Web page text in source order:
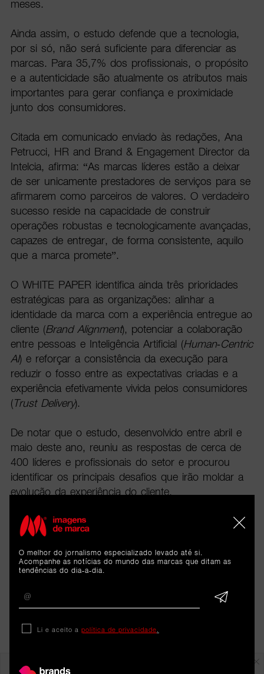
meses.
Ainda assim, o estudo defende que a tecnologia,
por si só, não será suficiente para diferenciar as
marcas. Para 35,7% dos profissionais, o propósito
e a autenticidade são atualmente os atributos mais
importantes para gerar confiança e proximidade
junto dos consumidores.
Citada em comunicado enviado às redações, Ana
Petrucci, HR and Brand & Engagement Director da
Intelcia, afirma: “As marcas líderes estão a deixar
de ser unicamente prestadores de serviços para se
afirmarem como parceiros de valores. O verdadeiro
sucesso reside na capacidade de construir
operações robustas e tecnologicamente avançadas,
capazes de entregar, de forma consistente, aquilo
que a marca promete”.
O WHITE PAPER identifica ainda três prioridades
estratégicas para as organizações: alinhar a
identidade da marca com a experiência entregue ao
cliente (Brand Alignment), potenciar a colaboração
entre pessoas e Inteligência Artificial (Human-Centric
AI) e reforçar a consistência da execução para
reduzir o fosso entre as expectativas criadas e a
experiência efetivamente vivida pelos consumidores
(Trust Delivery).
De notar que o estudo, desenvolvido entre abril e
maio deste ano, reuniu as respostas de cerca de
400 líderes e profissionais do setor e procurou
identificar os principais desafios que irão moldar a
evolução da experiência do cliente.
O melhor do jornalismo especializado levado até si.
Acompanhe as notícias do mundo das marcas que ditam as
tendências do dia-a-dia.
Li e aceito a política de privacidade